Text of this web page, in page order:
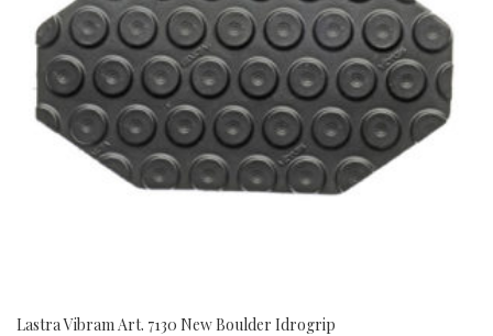
Lastra Vibram Art. 7130 New Boulder Idrogrip